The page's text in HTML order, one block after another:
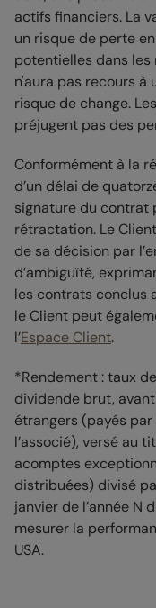
actifs financiers. La
un risque de perte
potentielles dans les
n'aura pas recours à
risque de change.
préjugent pas des
Conformément à la
d’un délai de
signature du contrat
rétractation. Le
de sa décision par
d’ambiguïté,
les contrats conclus
le Client peut
l’Espace Client.
*Rendement : taux
dividende brut,
étrangers (payés
l’associé), versé au
acomptes
distribuées) divisé
janvier de l’année N
mesurer la
USA.